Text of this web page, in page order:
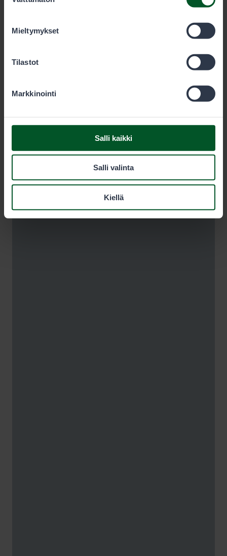
olet käyttänyt heidän palvelujaan. Voit sallia haluamasi
Mieltymykset
Tilastot
Markkinointi
Salli kaikki
Salli valinta
Kiellä